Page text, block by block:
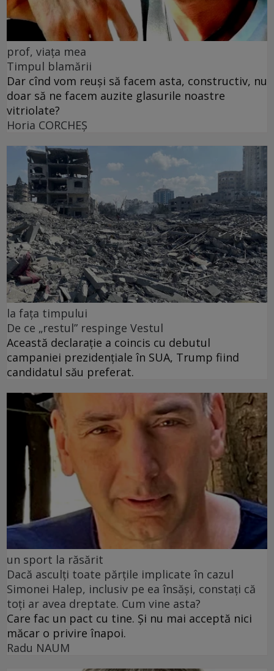
prof, viața mea
Timpul blamării
Dar cînd vom reuși să facem asta, constructiv, nu
doar să ne facem auzite glasurile noastre
vitriolate?
Horia CORCHEŞ
la fața timpului
De ce „restul” respinge Vestul
Această declarație a coincis cu debutul
campaniei prezidențiale în SUA, Trump fiind
candidatul său preferat.
un sport la răsărit
Dacă asculți toate părțile implicate în cazul
Simonei Halep, inclusiv pe ea însăși, constați că
toți ar avea dreptate. Cum vine asta?
Care fac un pact cu tine. Și nu mai acceptă nici
măcar o privire înapoi.
Radu NAUM